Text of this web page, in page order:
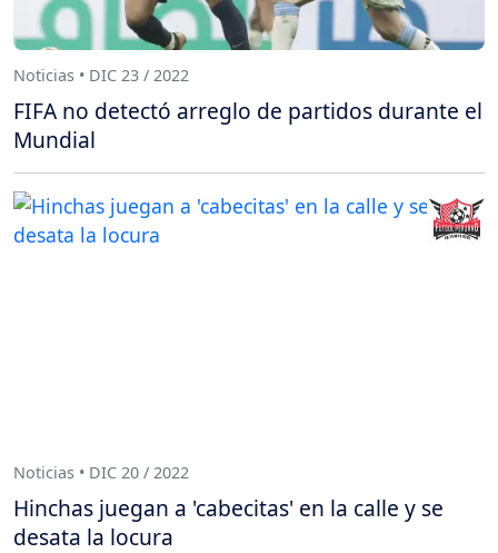
Noticias • DIC 23 / 2022
FIFA no detectó arreglo de partidos durante el
Mundial
Noticias • DIC 20 / 2022
Hinchas juegan a 'cabecitas' en la calle y se
desata la locura